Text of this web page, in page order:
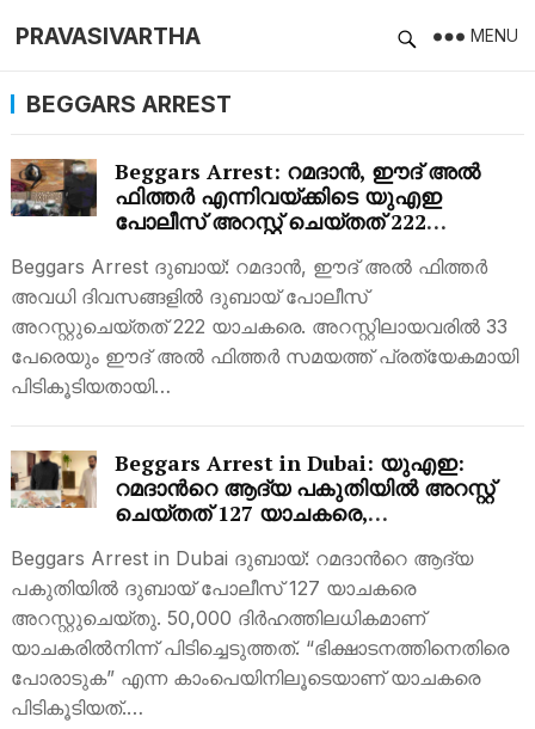
PRAVASIVARTHA MENU
BEGGARS ARREST
Beggars Arrest: റമദാൻ, ഈദ് അൽ
ഫിത്തർ എന്നിവയ്ക്കിടെ യുഎഇ
പോലീസ് അറസ്റ്റ് ചെയ്തത് 222
Beggars Arrest ദുബായ്: റമദാൻ, ഈദ് അൽ ഫിത്തർ
അവധി ദിവസങ്ങളിൽ ദുബായ് പോലീസ്
അറസ്റ്റുചെയ്തത് 222 യാചകരെ. അറസ്റ്റിലായവരിൽ 33
പേരെയും ഈദ് അൽ ഫിത്തർ സമയത്ത് പ്രത്യേകമായി
പിടികൂടിയതായി…
Beggars Arrest in Dubai: യുഎഇ:
റമദാന്‍റെ ആദ്യ പകുതിയിൽ അറസ്റ്റ്
ചെയ്തത് 127 യാചകരെ,
Beggars Arrest in Dubai ദുബായ്: റമദാന്‍റെ ആദ്യ
പകുതിയിൽ ദുബായ് പോലീസ് 127 യാചകരെ
അറസ്റ്റുചെയ്തു. 50,000 ദിര്‍ഹത്തിലധികമാണ്
യാചകരില്‍നിന്ന് പിടിച്ചെടുത്തത്. “ഭിക്ഷാടനത്തിനെതിരെ
പോരാടുക” എന്ന കാംപെയിനിലൂടെയാണ് യാചകരെ
പിടികൂടിയത്.…